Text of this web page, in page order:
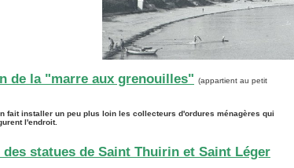
de la "marre aux grenouilles" (appartient au petit
fait installer un peu plus loin les collecteurs d'ordures ménagères qui
l'endroit.
statues de Saint Thuirin et Saint Léger